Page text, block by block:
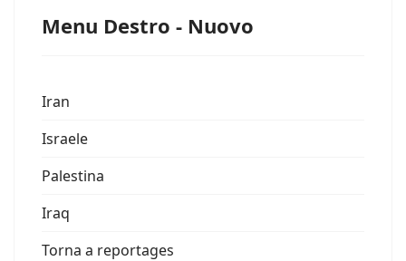
Menu Destro - Nuovo
Iran
Israele
Palestina
Iraq
Torna a reportages